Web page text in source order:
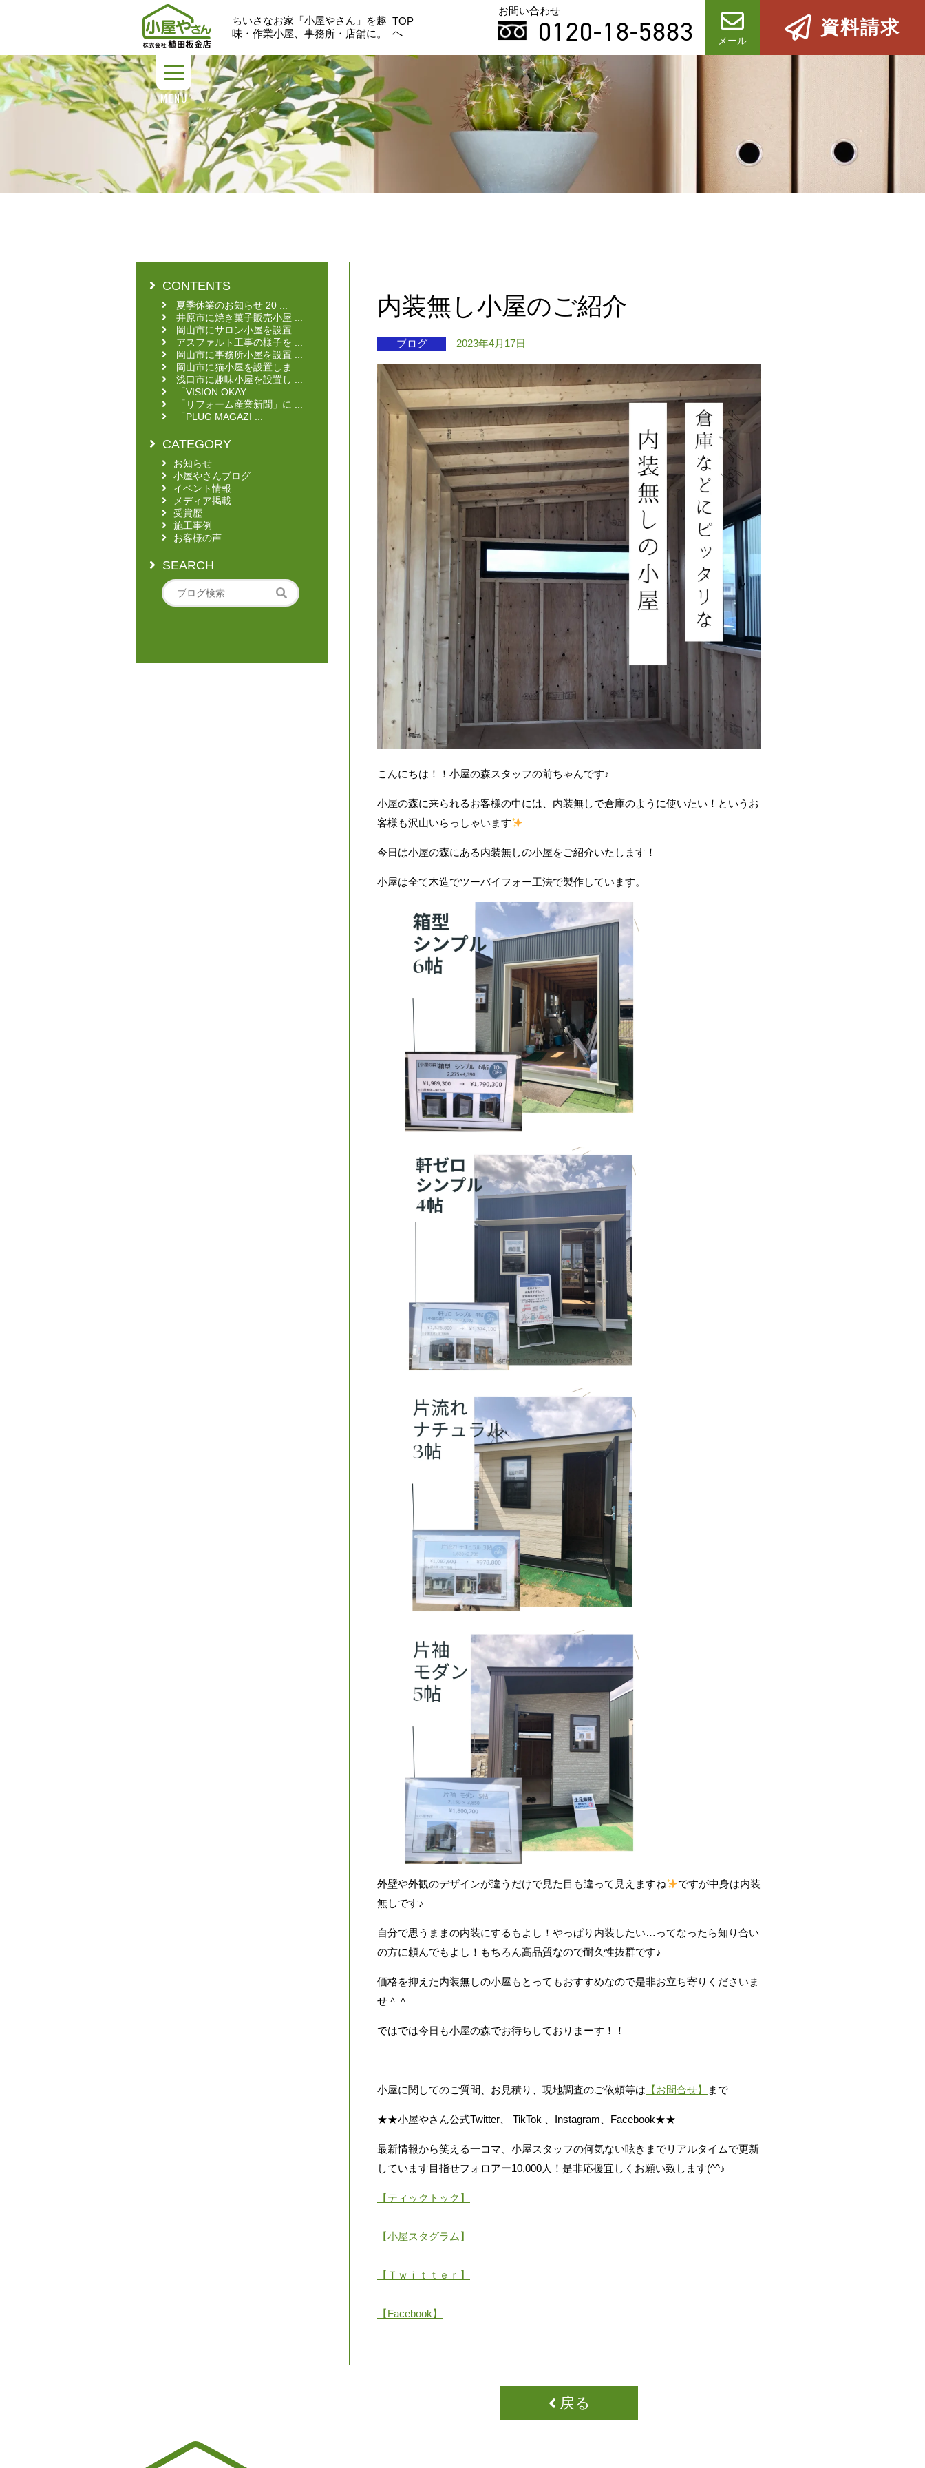
ちいさなお家「小屋やさん」を趣
味・作業小屋、事務所・店舗に。
TOP
へ
お問い合わせ
0120-18-5883 メール
資料請求
MENU
CONTENTS
夏季休業のお知らせ 20 ...
井原市に焼き菓子販売小屋 ...
岡山市にサロン小屋を設置 ...
アスファルト工事の様子を ...
岡山市に事務所小屋を設置 ...
岡山市に猫小屋を設置しま ...
浅口市に趣味小屋を設置し ...
「VISION OKAY ...
「リフォーム産業新聞」に ...
「PLUG MAGAZI ...
CATEGORY
お知らせ
小屋やさんブログ
イベント情報
メディア掲載
受賞歴
施工事例
お客様の声
SEARCH
内装無し小屋のご紹介
ブログ 2023年4月17日
こんにちは！！小屋の森スタッフの前ちゃんです♪
小屋の森に来られるお客様の中には、内装無しで倉庫のように使いたい！というお
客様も沢山いらっしゃいます
今日は小屋の森にある内装無しの小屋をご紹介いたします！
小屋は全て木造でツーバイフォー工法で製作しています。
外壁や外観のデザインが違うだけで見た目も違って見えますね
ですが中身は内装
無しです♪
自分で思うままの内装にするもよし！やっぱり内装したい…ってなったら知り合い
の方に頼んでもよし！もちろん高品質なので耐久性抜群です♪
価格を抑えた内装無しの小屋もとってもおすすめなので是非お立ち寄りくださいま
せ＾＾
ではでは今日も小屋の森でお待ちしておりまーす！！
小屋に関してのご質問、お見積り、現地調査のご依頼等は 【お問合せ】 まで
★★小屋やさん公式Twitter、 TikTok 、Instagram、Facebook★★
最新情報から笑える一コマ、小屋スタッフの何気ない呟きまでリアルタイムで更新
しています目指せフォロアー10,000人！是非応援宜しくお願い致します(^^♪
【ティックトック】
【小屋スタグラム】
【Ｔｗｉｔｔｅｒ】
【Facebook】
戻る